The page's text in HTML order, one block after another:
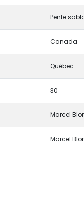
Pente
Canada
Québec
30
Marcel
Marcel